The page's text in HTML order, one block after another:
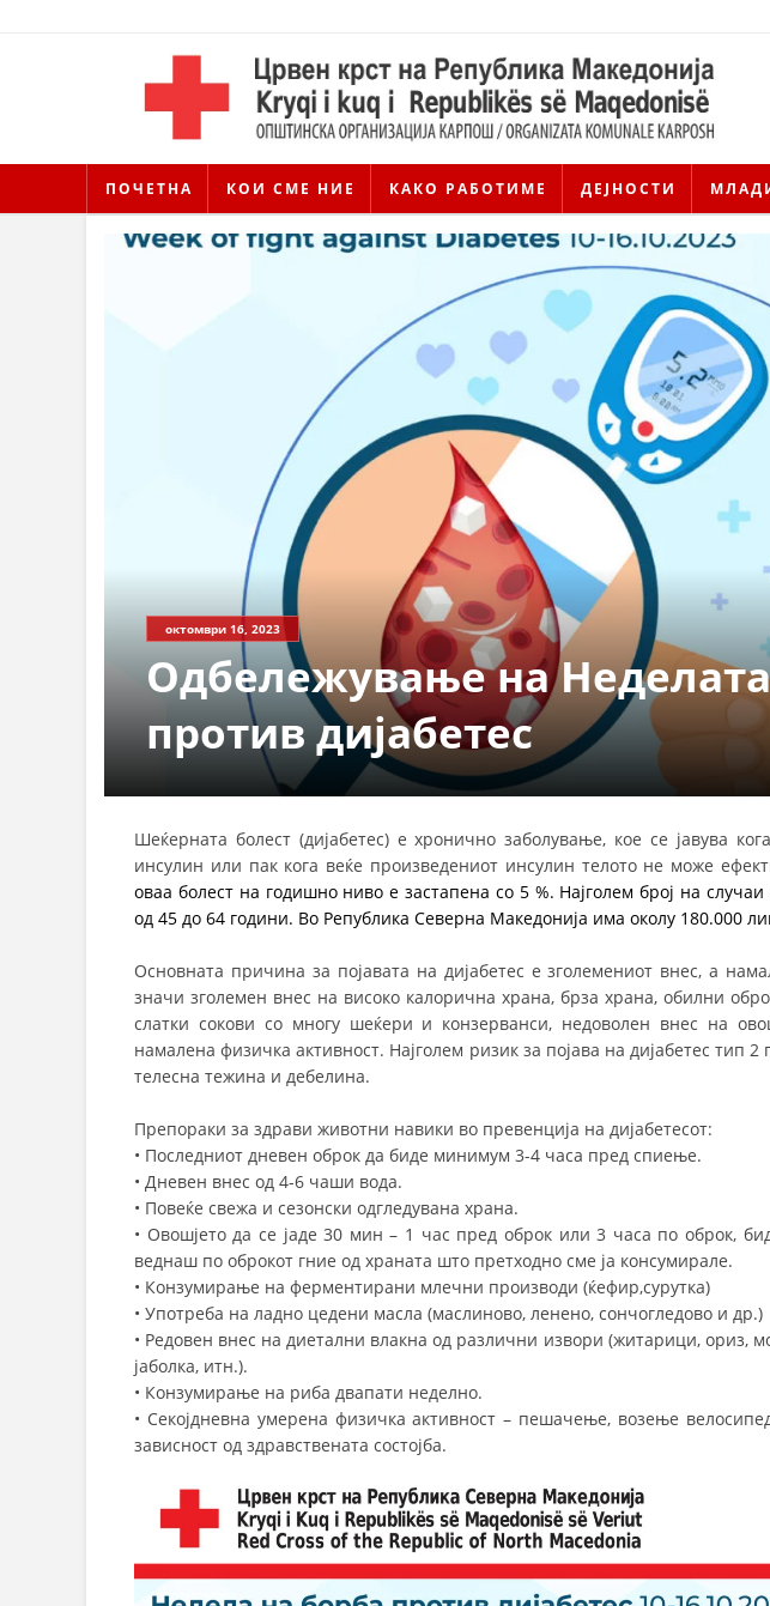
ПОЧЕТНА КОИ СМЕ НИЕ КАКО РАБОТИМЕ ДЕЈНОСТИ
ЕДУКАТИВНО
октомври 16, 2023
Одбележување на
против дијабетес
Шеќерната болест (дијабетес) е хронично заболување, кое се јавува
инсулин или пак кога веќе произведениот инсулин телото не може
оваа болест на годишно ниво е застапена со 5 %. Најголем број на
од 45 до 64 години. Во Република Северна Македонија има околу 180.000
Основната причина за појавата на дијабетес е зголемениот внес, а
значи зголемен внес на високо калорична храна, брза храна, обилни
слатки сокови со многу шеќери и конзерванси, недоволен внес на
намалена физичка активност. Најголем ризик за појава на дијабетес тип 2
телесна тежина и дебелина.
Препораки за здрави животни навики во превенција на дијабетесот:
• Последниот дневен оброк да биде минимум 3-4 часа пред спиење.
• Дневен внес од 4-6 чаши вода.
• Повеќе свежа и сезонски одгледувана храна.
• Овошјето да се јаде 30 мин – 1 час пред оброк или 3 часа по оброк,
веднаш по оброкот гние од храната што претходно сме ја консумирале.
• Конзумирање на ферментирани млечни производи (ќефир,сурутка)
• Употреба на ладно цедени масла (маслиново, ленено, сончогледово и др.)
• Редовен внес на диетални влакна од различни извори (житарици, ориз,
јаболка, итн.).
• Конзумирање на риба двапати неделно.
• Секојдневна умерена физичка активност – пешачење, возење
зависност од здравствената состојба.